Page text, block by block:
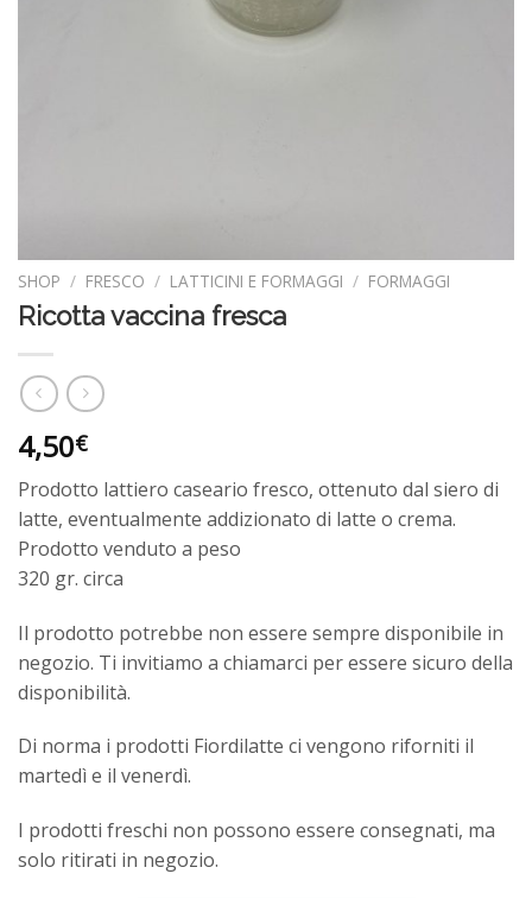
SHOP / FRESCO / LATTICINI E FORMAGGI / FORMAGGI
Ricotta vaccina fresca
4,50€
Prodotto lattiero caseario fresco, ottenuto dal siero di
latte, eventualmente addizionato di latte o crema.
Prodotto venduto a peso
320 gr. circa
Il prodotto potrebbe non essere sempre disponibile in
negozio. Ti invitiamo a chiamarci per essere sicuro della
disponibilità.
Di norma i prodotti Fiordilatte ci vengono riforniti il
martedì e il venerdì.
I prodotti freschi non possono essere consegnati, ma
solo ritirati in negozio.